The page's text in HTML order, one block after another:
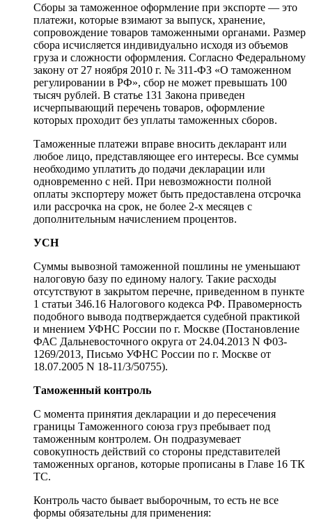
Сборы за таможенное оформление при экспорте — это
платежи, которые взимают за выпуск, хранение,
сопровождение товаров таможенными органами. Размер
сбора исчисляется индивидуально исходя из объемов
груза и сложности оформления. Согласно Федеральному
закону от 27 ноября 2010 г. № 311-ФЗ «О таможенном
регулировании в РФ», сбор не может превышать 100
тысяч рублей. В статье 131 Закона приведен
исчерпывающий перечень товаров, оформление
которых проходит без уплаты таможенных сборов.
Таможенные платежи вправе вносить декларант или
любое лицо, представляющее его интересы. Все суммы
необходимо уплатить до подачи декларации или
одновременно с ней. При невозможности полной
оплаты экспортеру может быть предоставлена отсрочка
или рассрочка на срок, не более 2-х месяцев с
дополнительным начислением процентов.
УСН
Суммы вывозной таможенной пошлины не уменьшают
налоговую базу по единому налогу. Такие расходы
отсутствуют в закрытом перечне, приведенном в пункте
1 статьи 346.16 Налогового кодекса РФ. Правомерность
подобного вывода подтверждается судебной практикой
и мнением УФНС России по г. Москве (Постановление
ФАС Дальневосточного округа от 24.04.2013 N Ф03-
1269/2013, Письмо УФНС России по г. Москве от
18.07.2005 N 18-11/3/50755).
Таможенный контроль
С момента принятия декларации и до пересечения
границы Таможенного союза груз пребывает под
таможенным контролем. Он подразумевает
совокупность действий со стороны представителей
таможенных органов, которые прописаны в Главе 16 ТК
ТС.
Контроль часто бывает выборочным, то есть не все
формы обязательны для применения: